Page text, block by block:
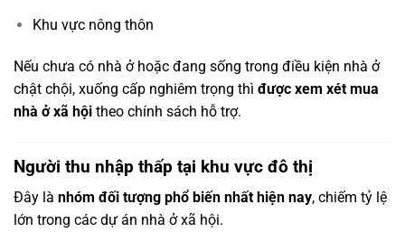
Khu vực nông thôn
Nếu chưa có nhà ở hoặc đang sống trong điều kiện nhà ở
chật chội, xuống cấp nghiêm trọng thì được xem xét mua
nhà ở xã hội theo chính sách hỗ trợ.
Người thu nhập thấp tại khu vực đô thị
Đây là nhóm đối tượng phổ biến nhất hiện nay, chiếm tỷ lệ
lớn trong các dự án nhà ở xã hội.